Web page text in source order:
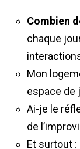
Combien
chaque
Mon
espace de
Ai-je le
de
Et surtout